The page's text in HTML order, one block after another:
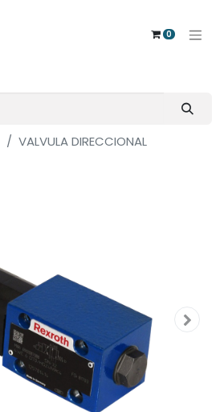
0
VALVULA DIRECCIONAL